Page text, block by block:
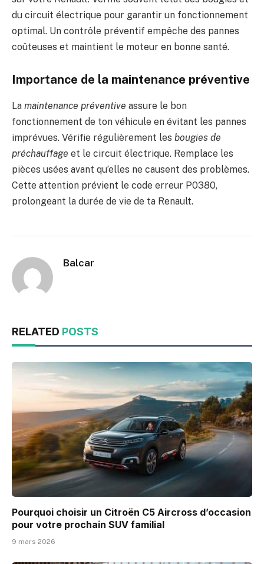
du circuit électrique pour garantir un fonctionnement
optimal. Un contrôle préventif empêche des pannes
coûteuses et maintient le moteur en bonne santé.
Importance de la maintenance préventive
La maintenance préventive assure le bon
fonctionnement de ton véhicule en évitant les pannes
imprévues. Vérifie régulièrement les bougies de
préchauffage et le circuit électrique. Remplace les
pièces usées avant qu’elles ne causent des problèmes.
Cette attention prévient le code erreur P0380,
prolongeant la durée de vie de ta Renault.
Balcar
RELATED POSTS
Pourquoi choisir un Citroën C5 Aircross d’occasion
pour votre prochain SUV familial
9 mars 2026